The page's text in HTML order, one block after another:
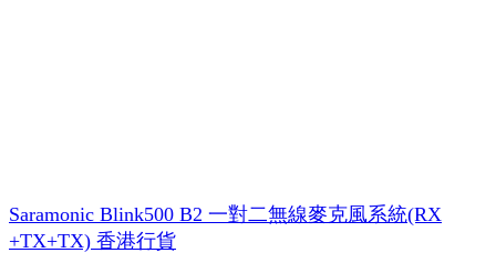
Saramonic Blink500 B2 一對二無線麥克風系統(RX
+TX+TX) 香港行貨